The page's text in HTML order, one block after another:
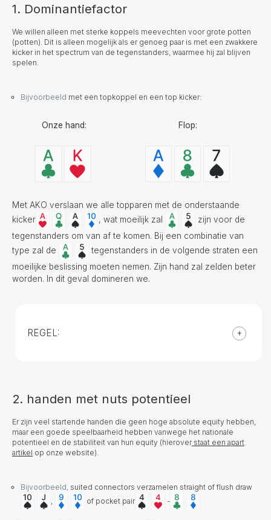
1. Dominantiefactor
We willen alleen met sterke koppels meevechten voor grote potten
(potten). Dit is alleen mogelijk als er genoeg paar is met een zwakkere
kicker in het spectrum van de tegenstanders, waarmee hij zal blijven
spelen.
Bijvoorbeeld met een topkoppel en een top kicker:
Onze hand: Flop:
Met AKO verslaan we alle topparen met de onderstaande
kicker
, wat moeilijk zal
zijn voor de
tegenstanders om van af te komen. Bij een combinatie van
type zal de
tegenstanders in de volgende straten een
moeilijke beslissing moeten nemen. Zijn hand zal zelden beter
worden. In dit geval domineren we.
REGEL:
2. handen met nuts potentieel
Er zijn veel startende handen die geen hoge absolute equity hebben,
maar een goede speelbaarheid hebben vanwege het nationale
potentieel en de stabiliteit van hun equity (hierover staat een apart
artikel op onze website).
Bijvoorbeeld, suited connectors verzamelen straight of flush draw
of pocket pair -